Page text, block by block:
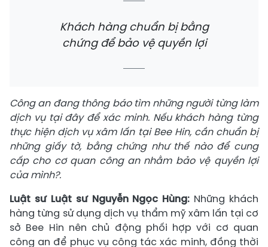
Khách hàng chuẩn bị bằng
chứng để bảo vệ quyền lợi
Công an đang thông báo tìm những người từng làm
dịch vụ tại đây để xác minh. Nếu khách hàng từng
thực hiện dịch vụ xâm lấn tại Bee Hin, cần chuẩn bị
những giấy tờ, bằng chứng như thế nào để cung
cấp cho cơ quan công an nhằm bảo vệ quyền lợi
của mình?.
Luật sư Luật sư Nguyễn Ngọc Hùng: Những khách
hàng từng sử dụng dịch vụ thẩm mỹ xâm lấn tại cơ
sở Bee Hin nên chủ động phối hợp với cơ quan
công an để phục vụ công tác xác minh, đồng thời